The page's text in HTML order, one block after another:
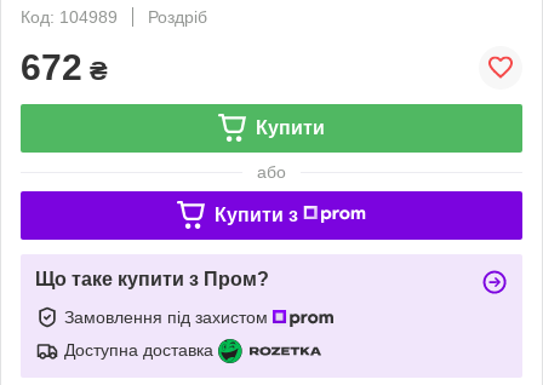
Код: 104989
Роздріб
672 ₴
Купити
або
Купити з
Що таке купити з Пром?
Замовлення під захистом
Доступна доставка